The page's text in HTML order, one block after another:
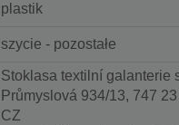
plastik
szycie - pozostałe
Stoklasa textilní galanterie
Průmyslová 934/13, 747
CZ